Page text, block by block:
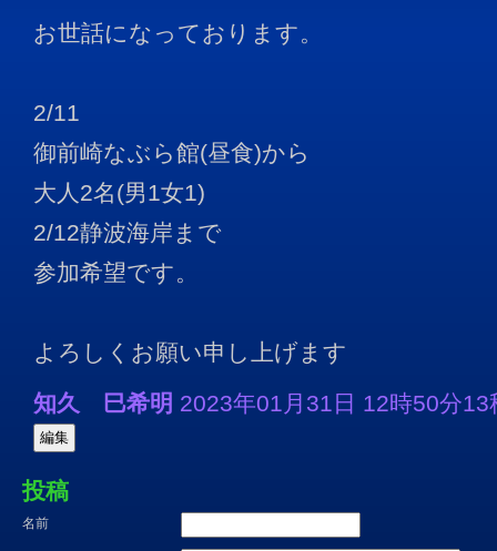
お世話になっております。
2/11
御前崎なぶら館(昼食)から
大人2名(男1女1)
2/12静波海岸まで
参加希望です。
よろしくお願い申し上げます
知久 巳希明 2023年01月31日 12時50分13
投稿
名前